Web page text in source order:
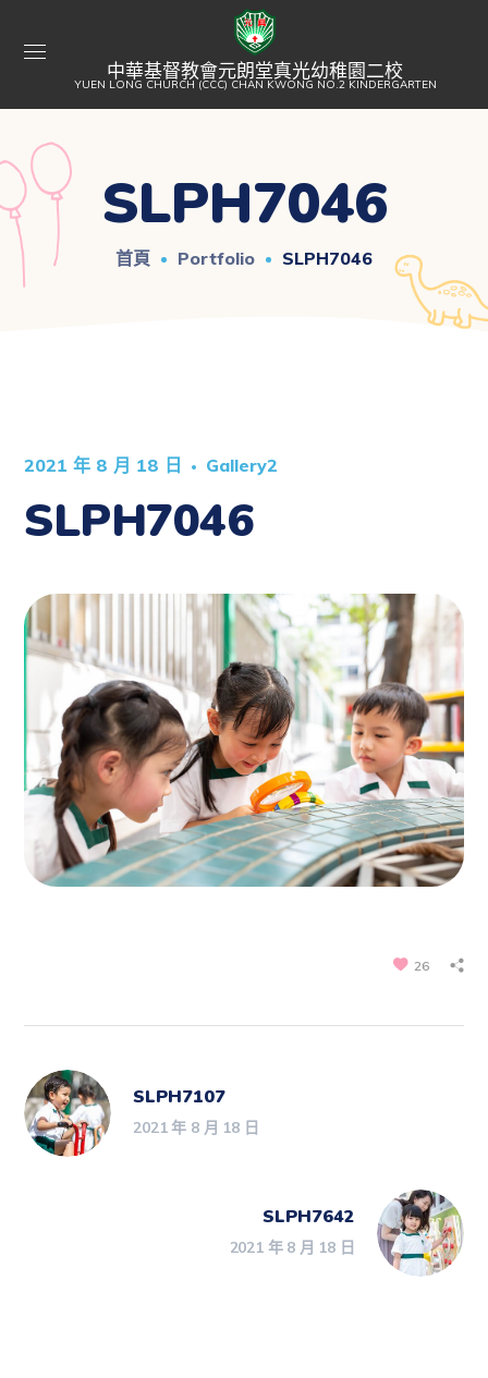
中華基督教會元朗堂真光幼稚園二校
YUEN LONG CHURCH (CCC) CHAN KWONG NO.2 KINDERGARTEN
SLPH7046
首頁 Portfolio SLPH7046
2021 年 8 月 18 日 Gallery2
SLPH7046
26
SLPH7107
2021 年 8 月 18 日
SLPH7642
2021 年 8 月 18 日